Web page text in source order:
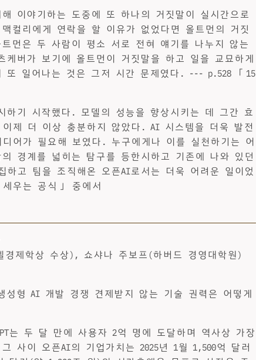
이야기하는 도중에 또 하나의 거짓말이 실시간으로
컬리에게 연락을 할 이유가 없었다면 올트먼의 거짓
먼은 두 사람이 평소 서로 전혀 얘기를 나누지 않는
버가 보기에 올트먼이 거짓말을 하고 일을 교묘하게
또 일어나는 것은 그저 시간 문제였다. --- p.528 「15
하기 시작했다. 모델의 성능을 향상시키는 데 그간 효
제 더 이상 충분하지 않았다. AI 시스템을 더욱 발전
어가 필요해 보였다. 누구에게나 이를 실천하기는 어
경계를 넓히는 탐구를 등한시하고 기존에 나와 있던
하고 팀을 조직해온 오픈AI로서는 더욱 어려운 일이었
우는 공식」 중에서
경제학상 수상), 쇼샤나 주보프(하버드 경영대학원)
성형 AI 개발 경쟁 견제받지 않는 기술 권력은 어떻게
는 두 달 만에 사용자 2억 명에 도달하며 역사상 가장
사이 오픈AI의 기업가치는 2025년 1월 1,500억 달러